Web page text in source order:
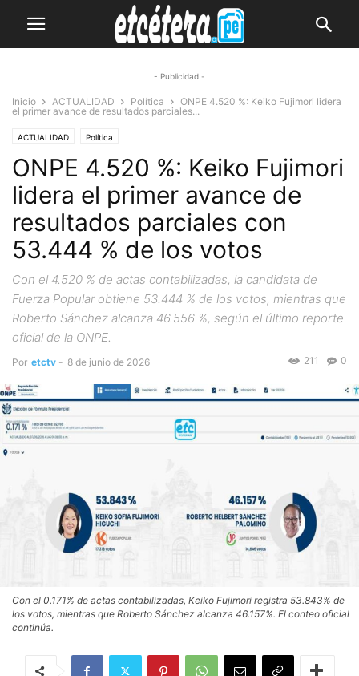
- Publicidad -
Inicio ACTUALIDAD Política
ONPE 4.520 %: Keiko Fujimori lidera
el primer avance de resultados parciales...
ACTUALIDAD Política
ONPE 4.520 %: Keiko Fujimori
lidera el primer avance de
resultados parciales con
53.444 % de los votos
Con el 4.520 % de actas contabilizadas, la candidata de
Fuerza Popular obtiene 53.444 % de los votos, mientras que
Roberto Sánchez alcanza 46.556 %, según el último reporte
oficial de la ONPE.
Por etctv - 8 de junio de 2026 0
211
Con el 0.171% de actas contabilizadas, Keiko Fujimori registra 53.843% de
los votos, mientras que Roberto Sánchez alcanza 46.157%. El conteo oficial
continúa.